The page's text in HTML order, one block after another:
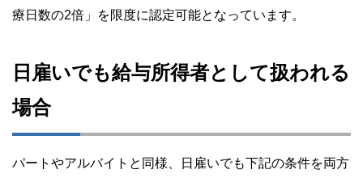
療日数の2倍」を限度に認定可能となっています。
日雇いでも給与所得者として扱われる
場合
パートやアルバイトと同様、日雇いでも下記の条件を両方